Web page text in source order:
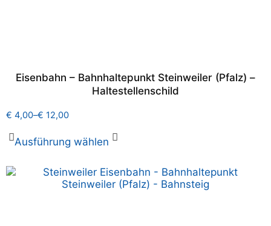
Eisenbahn – Bahnhaltepunkt Steinweiler (Pfalz) –
Haltestellenschild
€ 4,00–€ 12,00
Ausführung wählen